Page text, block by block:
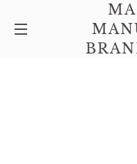
SITE NAVIGATION